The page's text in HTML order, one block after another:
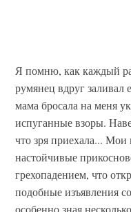
Я помню, как каждый
румянец вдруг заливал
мама бросала на меня
испуганные взоры.
что зря приехала...
настойчивые
грехопадением, что
подобные изъявления
особенно зная